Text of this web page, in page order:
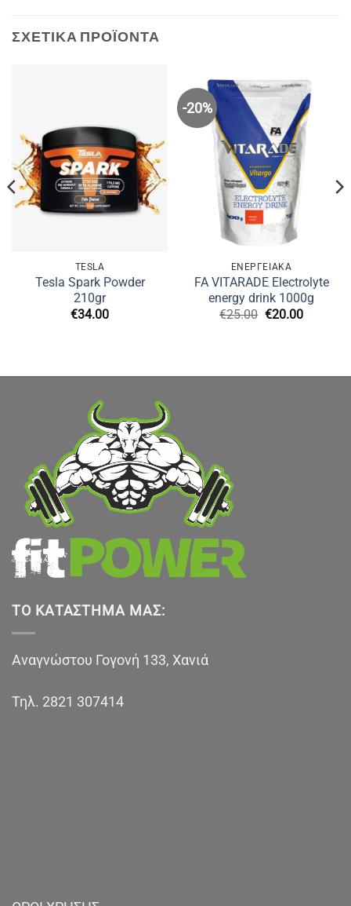
ΣΧΕΤΙΚΆ ΠΡΟΪΌΝΤΑ
TESLA
Tesla Spark Powder
210gr
€34.00
-20%
ΕΝΕΡΓΕΙΑΚΑ
FA VITARADE Electrolyte
energy drink 1000g
€25.00 Original
€20.00Η
ΤΟ ΚΑΤΆΣΤΗΜΑ ΜΑΣ:
Αναγνώστου Γογονή 133, Χανιά
Τηλ. 2821 307414